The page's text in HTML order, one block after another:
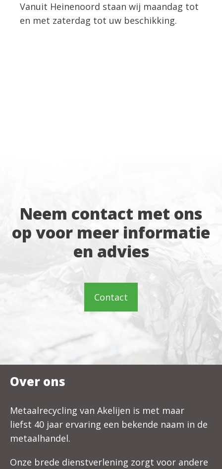
Vanuit Heinenoord staan wij maandag tot
en met zaterdag tot uw beschikking.
Neem contact met ons
op voor meer informatie
en advies
Contact
Over ons
Metaalrecycling van Akelijen is met maar
liefst 40 jaar ervaring een bekende naam in de
metaalhandel.
Onze brede dienstverlening zorgt voor andere